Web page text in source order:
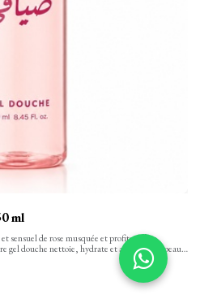
ml
sensuel de rose musquée et profitez d’un
gel douche nettoie, hydrate et apaise votre peau
et soyeusement douce. Sa texture onctueuse,
rinçable facilement.